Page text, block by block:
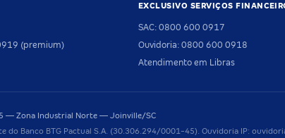
(premium)
EXCLUSIVO SERVIÇOS
SAC: 0800 600 0917
Ouvidoria: 0800 600 0918
Atendimento em Libras
— Zona Industrial Norte — Joinville/SC
Banco BTG Pactual S.A. (30.306.294/0001-45). Ouvidoria IP: